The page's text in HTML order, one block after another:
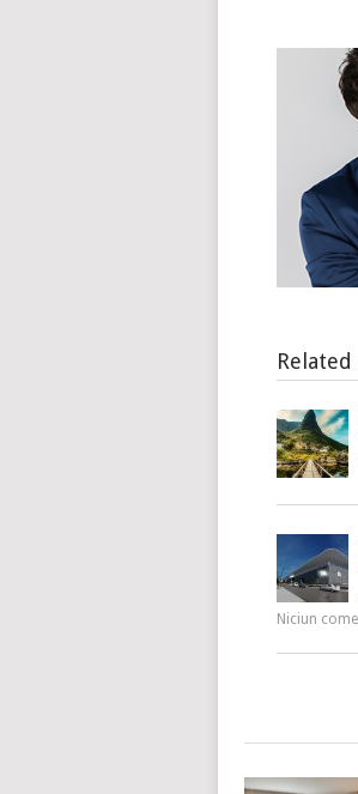
Related
Niciun